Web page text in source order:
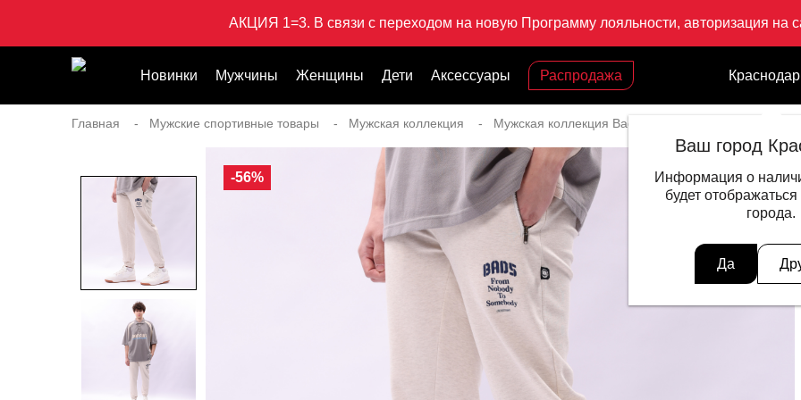
АКЦИЯ 1=3. В связи с переходом на новую Программу лояльности, авторизация на
Новинки Мужчины Женщины Дети Аксессуары Распродажа Краснодар
Ваш город
Информация о
будет
города.
Да
Главная Мужские спортивные товары Мужская коллекция Мужская коллекция Badfive
-56%